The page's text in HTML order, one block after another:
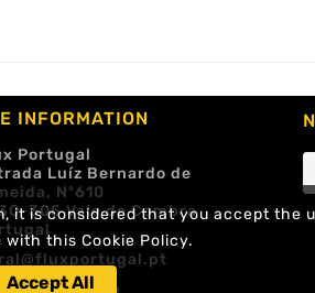
it is considered that you accept the
with this Cookie Policy.
Accept All
INFORMATION
Portugal
Luíz Bernardo de
Nº610
305 Vale de Cambra